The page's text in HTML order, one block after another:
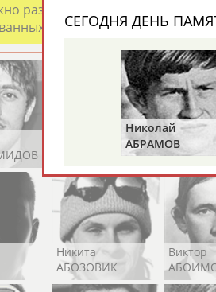
разместить информацию о
записях. Страна должна
АБДУРАХМАНОВ
Адлан
Никита
АБОЗОВИК
Виктор
СЕГОДНЯ ДЕНЬ
Николай
АБРАМОВ